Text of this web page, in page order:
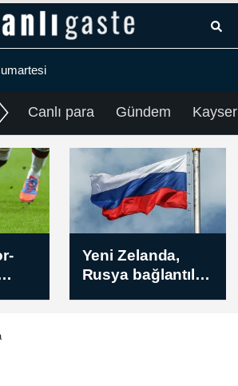
Canlı para Gündem
Basketbol: 16 Yaş
Altı Avrupa